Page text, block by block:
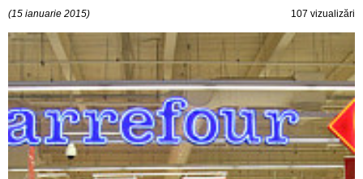
(15 ianuarie 2015) 107 vizualizări